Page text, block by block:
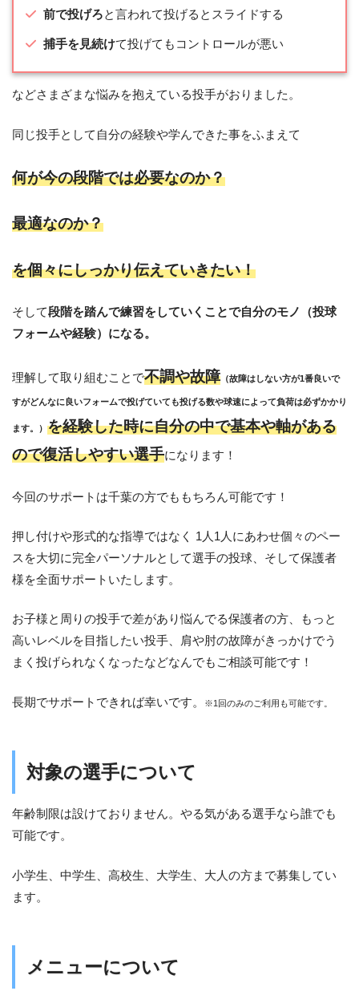
前で投げろと言われて投げるとスライドする
捕手を見続けて投げてもコントロールが悪い
などさまざまな悩みを抱えている投手がおりました。
同じ投手として自分の経験や学んできた事をふまえて
何が今の段階では必要なのか？
最適なのか？
を個々にしっかり伝えていきたい！
そして段階を踏んで練習をしていくことで自分のモノ（投球
フォームや経験）になる。
理解して取り組むことで不調や故障（故障はしない方が1番良いで
すがどんなに良いフォームで投げていても投げる数や球速によって負荷は必ずかかり
ます。） を経験した時に自分の中で基本や軸がある
ので復活しやすい選手になります！
今回のサポートは千葉の方でももちろん可能です！
押し付けや形式的な指導ではなく 1人1人にあわせ個々のペー
スを大切に完全パーソナルとして選手の投球、そして保護者
様を全面サポートいたします。
お子様と周りの投手で差があり悩んでる保護者の方、もっと
高いレベルを目指したい投手、肩や肘の故障がきっかけでう
まく投げられなくなったなどなんでもご相談可能です！
長期でサポートできれば幸いです。 ※1回のみのご利用も可能です。
対象の選手について
年齢制限は設けておりません。やる気がある選手なら誰でも
可能です。
小学生、中学生、高校生、大学生、大人の方まで募集してい
ます。
メニューについて